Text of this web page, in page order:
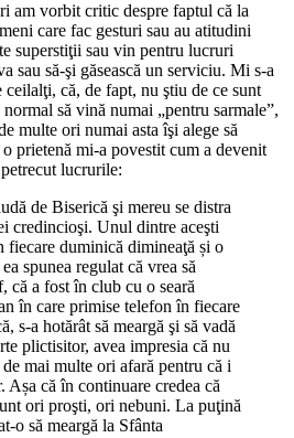
am vorbit critic despre faptul că la
care fac gesturi sau au atitudini
superstiţii sau vin pentru lucruri
sau să-şi găsească un serviciu. Mi s-a
că, de fapt, nu ştiu de ce sunt
să vină numai „pentru sarmale”,
multe ori numai asta îşi alege să
prietenă mi-a povestit cum a devenit
lucrurile:
de Biserică şi mereu se distra
credincioşi. Unul dintre aceşti
fiecare duminică dimineaţă și o
spunea regulat că vrea să
că a fost în club cu o seară
în care primise telefon în fiecare
s-a hotărât să meargă şi să vadă
plictisitor, avea impresia că nu
mai multe ori afară pentru că i
Așa că în continuare credea că
ori proşti, ori nebuni. La puţină
o să meargă la Sfânta